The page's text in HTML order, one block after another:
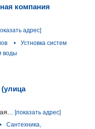
компания
адрес]
•
Устновка систем
воды
(улица
[показать адрес]
•
Сантехника,